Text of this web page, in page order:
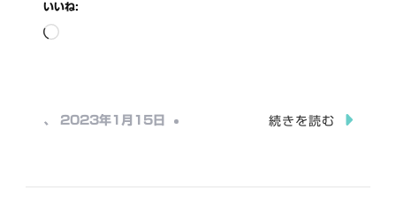
いいね:
読
中…
、 2023年1月15日 続きを読む